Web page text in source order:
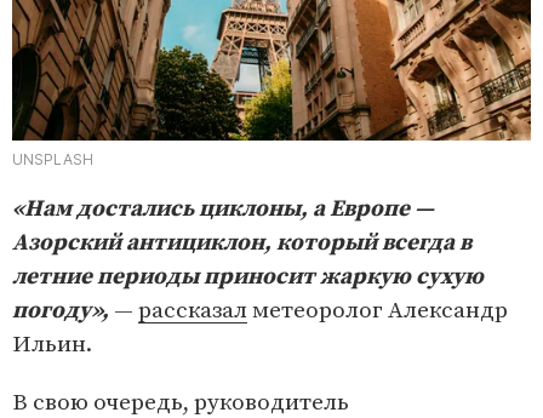
UNSPLASH
«Нам достались циклоны, а Европе —
Азорский антициклон, который всегда в
летние периоды приносит жаркую сухую
погоду», — рассказалметеоролог Александр
Ильин.
В свою очередь, руководитель